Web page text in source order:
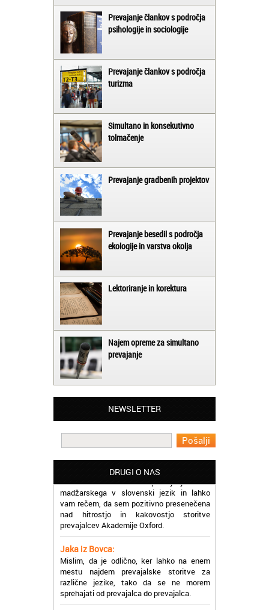
Prevajanje člankov s področja
psihologije in sociologije
Prevajanje člankov s področja
turizma
Simultano in konsekutivno
tolmačenje
Prevajanje gradbenih projektov
Prevajanje besedil s področja
ekologije in varstva okolja
Lektoriranje in korektura
Najem opreme za simultano
prevajanje
NEWSLETTER
DRUGI O NAS
Matjaž iz Ajdovščine:
Oxford, ker so resnično profesionalni in
prevajalske storitve opravljajo hitro in
učinkoviti.
Potrebovala sem prevajanje iz
vam rečem, da sem pozitivno presenečena
nad hitrostjo in kakovostjo storitve
prevajalcev Akademije Oxford.
Jaka iz Bovca:
Mislim, da je odlično, ker lahko na enem
mestu najdem prevajalske storitve za
različne jezike, tako da se ne morem
sprehajati od prevajalca do prevajalca.
Eva iz Brežic: